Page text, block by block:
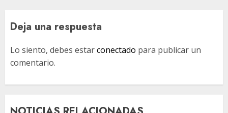
Deja una respuesta
Lo siento, debes estarconectado para publicar un
comentario.